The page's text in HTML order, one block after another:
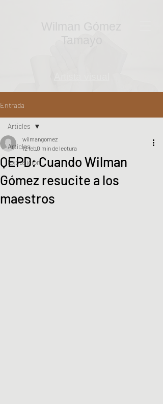
Entrada
Articles
Exposición
Articles
QEPD: Cuando Wilman
Gómez resucite a los
maestros
wilmangomez
12 feb0 min de lectura